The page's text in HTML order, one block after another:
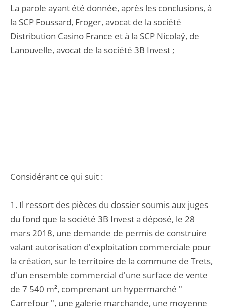
La parole ayant été donnée, après les conclusions, à
la SCP Foussard, Froger, avocat de la société
Distribution Casino France et à la SCP Nicolaÿ, de
Lanouvelle, avocat de la société 3B Invest ;
Considérant ce qui suit :
1. Il ressort des pièces du dossier soumis aux juges
du fond que la société 3B Invest a déposé, le 28
mars 2018, une demande de permis de construire
valant autorisation d'exploitation commerciale pour
la création, sur le territoire de la commune de Trets,
d'un ensemble commercial d'une surface de vente
de 7 540 m², comprenant un hypermarché "
Carrefour ", une galerie marchande, une moyenne